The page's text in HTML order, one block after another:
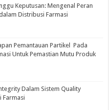
Keputusan: Mengenal Peran
Distribusi Farmasi
Pemantauan Partikel Pada
Untuk Pemastian Mutu Produk
Dalam Sistem Quality
Farmasi